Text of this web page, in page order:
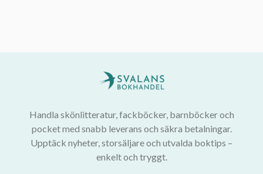
Handla skönlitteratur, fackböcker, barnböcker och
pocket med snabb leverans och säkra betalningar.
Upptäck nyheter, storsäljare och utvalda boktips –
enkelt och tryggt.